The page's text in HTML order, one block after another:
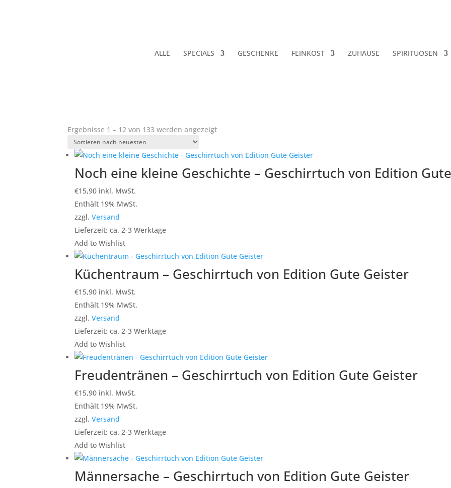
ALLE SPECIALS GESCHENKE FEINKOST ZUHAUSE SPIRITUOSEN
Ergebnisse 1 – 12 von 133 werden angezeigtNach
sortiert
Noch eine kleine Geschichte – Geschirrtuch von Edition
€15,90 inkl. MwSt.
Enthält 19% MwSt.
zzgl.Versand
Lieferzeit: ca. 2-3 Werktage
Add to Wishlist
Küchentraum – Geschirrtuch von Edition Gute Geister
€15,90 inkl. MwSt.
Enthält 19% MwSt.
zzgl.Versand
Lieferzeit: ca. 2-3 Werktage
Add to Wishlist
Freudentränen – Geschirrtuch von Edition Gute Geister
€15,90 inkl. MwSt.
Enthält 19% MwSt.
zzgl.Versand
Lieferzeit: ca. 2-3 Werktage
Add to Wishlist
Männersache – Geschirrtuch von Edition Gute Geister